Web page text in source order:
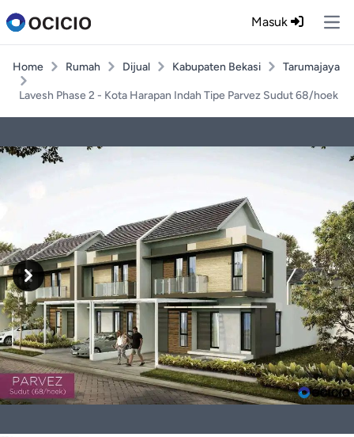
Masuk
Home Rumah Dijual Kabupaten Bekasi Tarumajaya
Lavesh Phase 2 - Kota Harapan Indah Tipe Parvez Sudut 68/hoek
Previous
Next